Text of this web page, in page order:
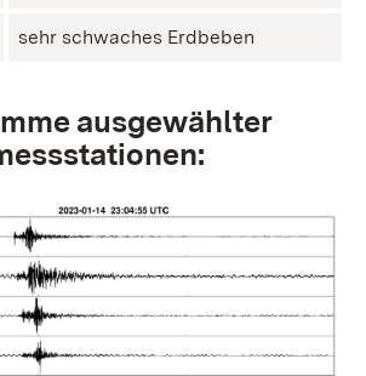
sehr schwaches Erdbeben
ausgewählter